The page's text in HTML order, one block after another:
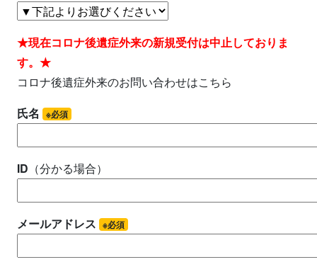
★現在コロナ後遺症外来の新規受付は中止しておりま
す。★
コロナ後遺症外来のお問い合わせはこちら
氏名
※必須
ID （分かる場合）
メールアドレス ※必須